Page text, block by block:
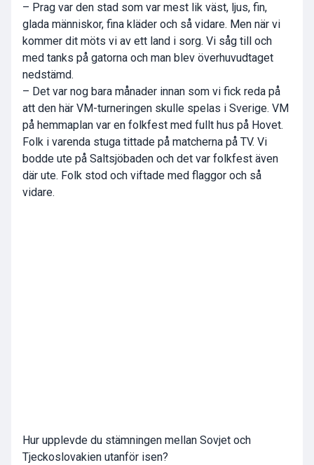
– Prag var den stad som var mest lik väst, ljus, fin,
glada människor, fina kläder och så vidare. Men när vi
kommer dit möts vi av ett land i sorg. Vi såg till och
med tanks på gatorna och man blev överhuvudtaget
nedstämd.
– Det var nog bara månader innan som vi fick reda på
att den här VM-turneringen skulle spelas i Sverige. VM
på hemmaplan var en folkfest med fullt hus på Hovet.
Folk i varenda stuga tittade på matcherna på TV. Vi
bodde ute på Saltsjöbaden och det var folkfest även
där ute. Folk stod och viftade med flaggor och så
vidare.
Hur upplevde du stämningen mellan Sovjet och
Tjeckoslovakien utanför isen?